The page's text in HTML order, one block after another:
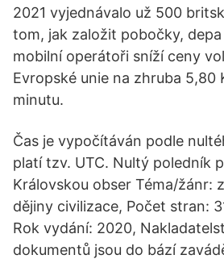
2021 vyjednávalo už 500
tom, jak založit pobočky,
mobilní operátoři sníží ceny
Evropské unie na zhruba 5,80
minutu.
Čas je vypočítáván podle
platí tzv. UTC. Nultý poledník
Královskou obser Téma/žánr:
dějiny civilizace, Počet stran:
Rok vydání: 2020,
dokumentů jsou do bází